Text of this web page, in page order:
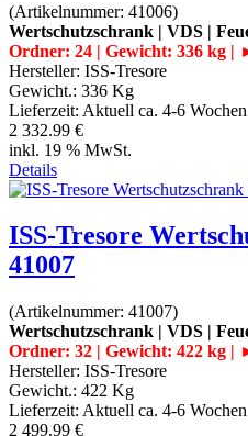
(Artikelnummer: 41006)
Wertschutzschrank | VDS |
Ordner: 24 | Gewicht: 336 kg
Hersteller: ISS-Tresore
Gewicht.: 336 Kg
Lieferzeit: Aktuell ca. 4-6 Wochen
2 332.99 €
inkl. 19 % MwSt.
Details
ISS-Tresore
41007
(Artikelnummer: 41007)
Wertschutzschrank | VDS |
Ordner: 32 | Gewicht: 422 kg
Hersteller: ISS-Tresore
Gewicht.: 422 Kg
Lieferzeit: Aktuell ca. 4-6 Wochen
2 499.99 €